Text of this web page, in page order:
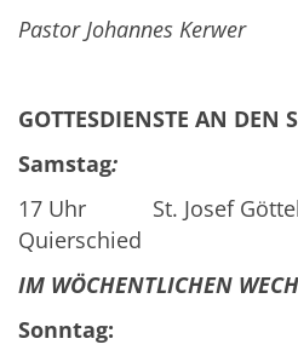
Pastor Johannes Kerwer
GOTTESDIENSTE AN DEN
Samstag:
17 Uhr St. Josef
Quierschied
IM WÖCHENTLICHEN
Sonntag: